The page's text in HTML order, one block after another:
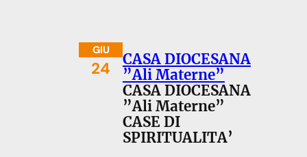
GIU
24
CASA DIOCESANA
”Ali Materne”
CASA DIOCESANA
”Ali Materne”
CASE DI
SPIRITUALITA’